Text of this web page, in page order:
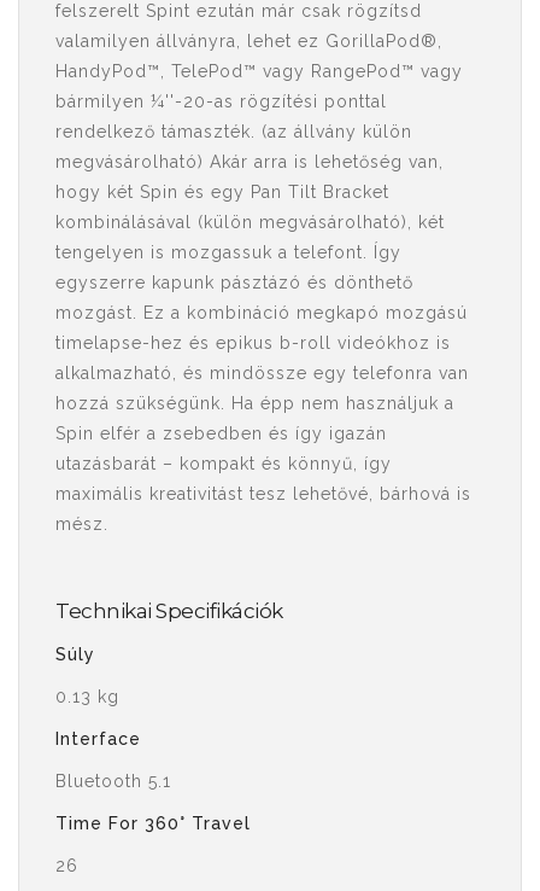
felszerelt Spint ezután már csak rögzítsd
valamilyen állványra, lehet ez GorillaPod®,
HandyPod™, TelePod™ vagy RangePod™ vagy
bármilyen ¼''-20-as rögzítési ponttal
rendelkező támaszték. (az állvány külön
megvásárolható) Akár arra is lehetőség van,
hogy két Spin és egy Pan Tilt Bracket
kombinálásával (külön megvásárolható), két
tengelyen is mozgassuk a telefont. Így
egyszerre kapunk pásztázó és dönthető
mozgást. Ez a kombináció megkapó mozgású
timelapse-hez és epikus b-roll videókhoz is
alkalmazható, és mindössze egy telefonra van
hozzá szükségünk. Ha épp nem használjuk a
Spin elfér a zsebedben és így igazán
utazásbarát – kompakt és könnyű, így
maximális kreativitást tesz lehetővé, bárhová is
mész.
Technikai Specifikációk
Súly
0.13 kg
Interface
Bluetooth 5.1
Time For 360° Travel
26